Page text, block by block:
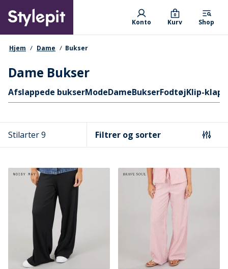
main
content
Primary departments
Konto Kurv
0
Shop
navigationssti
Hjem Dame Bukser
Dame Bukser
Hurtige links
Afslappede bukserModeDameBukserFodtøjKlip-
Stilarter 9 Filtrer og sorter